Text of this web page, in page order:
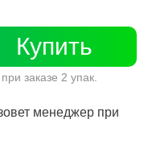
Купить
заказе 2 упак.
менеджер при